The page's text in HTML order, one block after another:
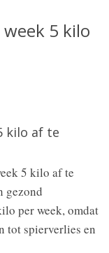
5 kilo
kilo af te
5 kilo af te
gezond
per week, omdat
tot spierverlies en